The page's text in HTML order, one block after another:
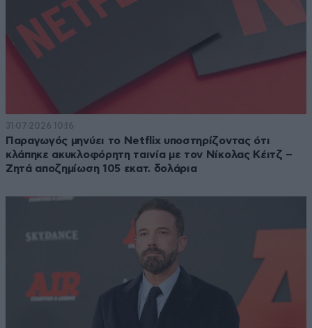
31·07·2026 10:16
Παραγωγός μηνύει το Netflix υποστηρίζοντας ότι
κλάπηκε ακυκλοφόρητη ταινία με τον Νίκολας Κέιτζ –
Ζητά αποζημίωση 105 εκατ. δολάρια